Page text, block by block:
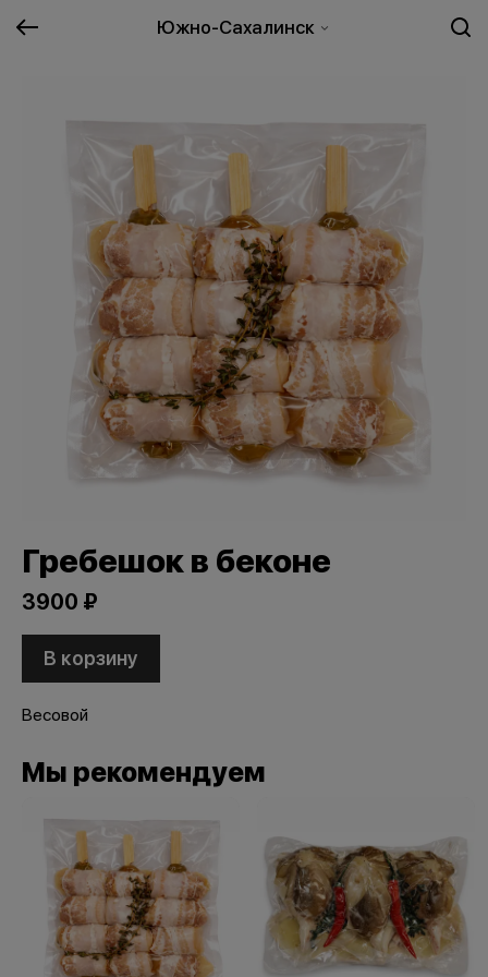
Южно-Сахалинск
Гребешок в беконе
3900 ₽
В корзину
Весовой
Мы рекомендуем